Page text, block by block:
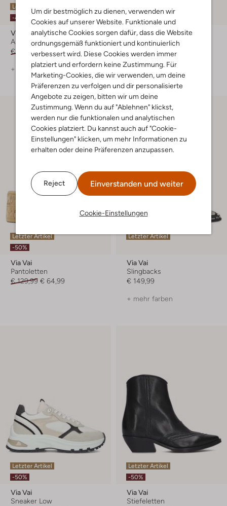
Um dir bestmöglich zu dienen, verwenden wir
Cookies auf unserer Website. Funktionale und
analytische Cookies sorgen dafür, dass die Website
ordnungsgemäß funktioniert und kontinuierlich
verbessert wird. Diese Cookies werden immer
platziert und erfordern keine Zustimmung. Für
Marketing-Cookies, die wir verwenden, um deine
Präferenzen zu verfolgen und dir personalisierte
Angebote zu zeigen, bitten wir um deine
Zustimmung. Wenn du auf "Ablehnen" klickst,
werden nur die funktionalen und analytischen
Cookies platziert. Du kannst auch auf "Cookie-
Einstellungen" klicken, um mehr Informationen zu
erhalten oder deine Präferenzen anzupassen.
Reject Einverstanden und weiter
Cookie-Einstellungen
Letzte Größen
-40%
Via Vai
Ankle Boots
€ 199,99 € 119,99
+ mehr farben
Via Vai
Schnürboots
€ 199,99 € 99,99
Letzter Artikel
-50%
Via Vai
Pantoletten
€ 129,99 € 64,99
Letzter Artikel
Via Vai
Slingbacks
€ 149,99
+ mehr farben
Letzter Artikel
-50%
Via Vai
Sneaker Low
Letzter Artikel
-50%
Via Vai
Stiefeletten